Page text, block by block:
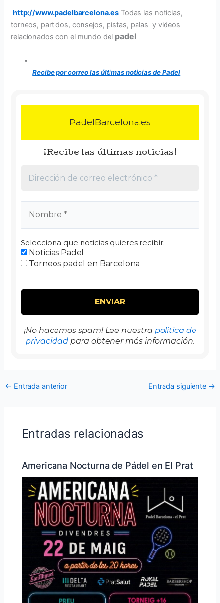
http://www.padelbarcelona.es Todas las noticias,
torneos, partidos, consejos, pistas, palas y videos
relacionados con el mundo del padel
Recibe por correo las últimas noticias de Padel
PadelBarcelona.es
¡Recibe las últimas noticias!
Selecciona que noticias quieres recibir:
Noticias Padel
Torneos padel en Barcelona
¡No hacemos spam! Lee nuestra política de
privacidad para obtener más información.
← Entrada anterior Entrada siguiente →
Entradas relacionadas
Americana Nocturna de Pádel en El Prat